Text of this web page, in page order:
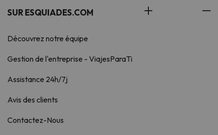
SUR ESQUIADES.COM
Découvrez notre équipe
Gestion de l'entreprise - ViajesParaTi
Assistance 24h/7j
Avis des clients
Contactez-Nous